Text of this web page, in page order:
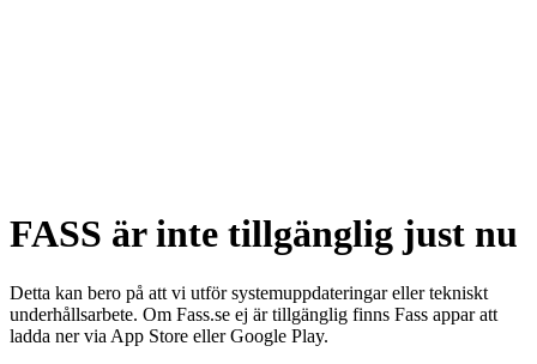
FASS är inte tillgänglig just nu
Detta kan bero på att vi utför systemuppdateringar eller tekniskt
underhållsarbete. Om Fass.se ej är tillgänglig finns Fass appar att
ladda ner via App Store eller Google Play.